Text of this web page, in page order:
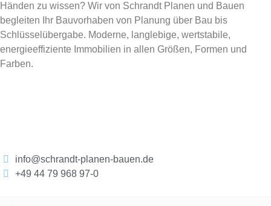
Händen zu wissen? Wir von Schrandt Planen und Bauen
begleiten Ihr Bauvorhaben von Planung über Bau bis
Schlüsselübergabe. Moderne, langlebige, wertstabile,
energieeffiziente Immobilien in allen Größen, Formen und
Farben.
info@schrandt-planen-bauen.de
+49 44 79 968 97-0